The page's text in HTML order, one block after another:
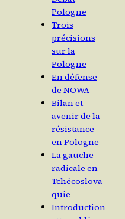
Pologne
Trois
précisions
sur la
Pologne
En défense
de NOWA
Bilan et
avenir de la
résistance
en Pologne
La gauche
radicale en
Tchécoslova
quie
Introduction